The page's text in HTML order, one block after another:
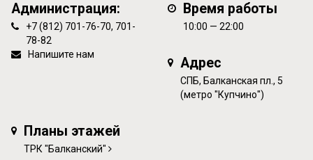
Администрация:
+7 (812) 701-76-70, 701-
78-82
Напишите нам
Время работы
10:00 — 22:00
Адрес
СПБ, Балканская пл., 5
(метро "Купчино")
Планы этажей
ТРК "Балканский"